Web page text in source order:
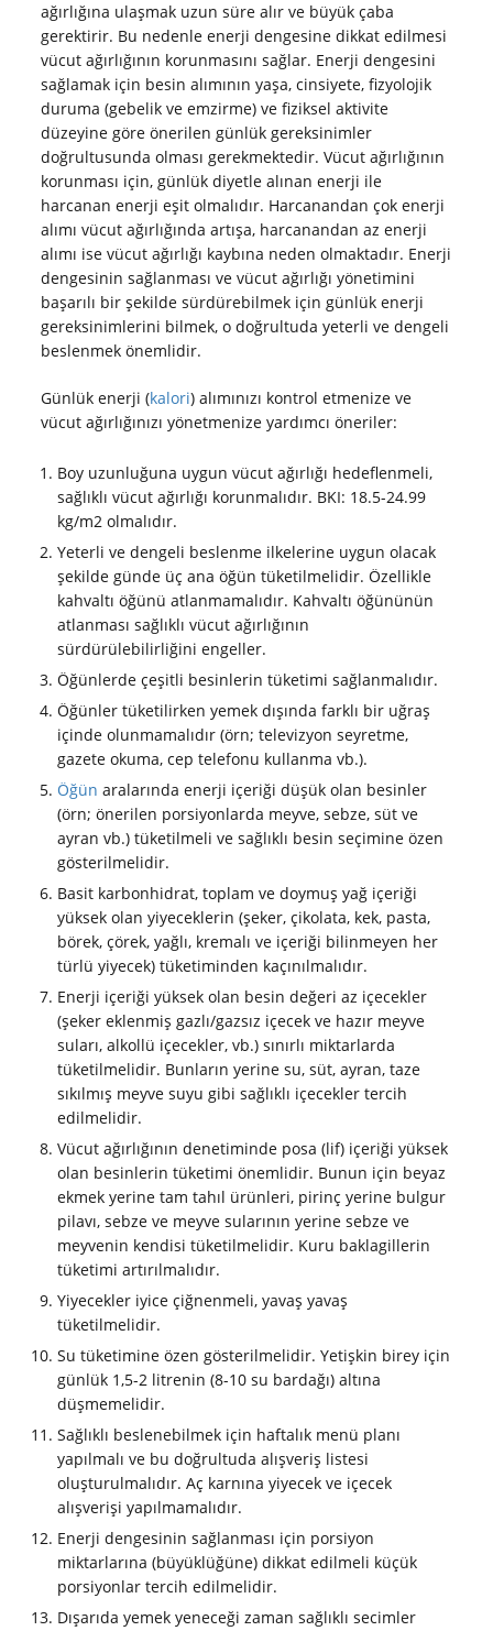
ağırlığına ulaşmak uzun süre alır ve büyük çaba
gerektirir. Bu nedenle enerji dengesine dikkat edilmesi
vücut ağırlığının korunmasını sağlar. Enerji dengesini
sağlamak için besin alımının yaşa, cinsiyete, fizyolojik
duruma (gebelik ve emzirme) ve fiziksel aktivite
düzeyine göre önerilen günlük gereksinimler
doğrultusunda olması gerekmektedir. Vücut ağırlığının
korunması için, günlük diyetle alınan enerji ile
harcanan enerji eşit olmalıdır. Harcanandan çok enerji
alımı vücut ağırlığında artışa, harcanandan az enerji
alımı ise vücut ağırlığı kaybına neden olmaktadır. Enerji
dengesinin sağlanması ve vücut ağırlığı yönetimini
başarılı bir şekilde sürdürebilmek için günlük enerji
gereksinimlerini bilmek, o doğrultuda yeterli ve dengeli
beslenmek önemlidir.
Günlük enerji (kalori) alımınızı kontrol etmenize ve
vücut ağırlığınızı yönetmenize yardımcı öneriler:
Boy uzunluğuna uygun vücut ağırlığı hedeflenmeli,
sağlıklı vücut ağırlığı korunmalıdır. BKI: 18.5-24.99
kg/m2 olmalıdır.
Yeterli ve dengeli beslenme ilkelerine uygun olacak
şekilde günde üç ana öğün tüketilmelidir. Özellikle
kahvaltı öğünü atlanmamalıdır. Kahvaltı öğününün
atlanması sağlıklı vücut ağırlığının
sürdürülebilirliğini engeller.
Öğünlerde çeşitli besinlerin tüketimi sağlanmalıdır.
Öğünler tüketilirken yemek dışında farklı bir uğraş
içinde olunmamalıdır (örn; televizyon seyretme,
gazete okuma, cep telefonu kullanma vb.).
Öğünaralarında enerji içeriği düşük olan besinler
(örn; önerilen porsiyonlarda meyve, sebze, süt ve
ayran vb.) tüketilmeli ve sağlıklı besin seçimine özen
gösterilmelidir.
Basit karbonhidrat, toplam ve doymuş yağ içeriği
yüksek olan yiyeceklerin (şeker, çikolata, kek, pasta,
börek, çörek, yağlı, kremalı ve içeriği bilinmeyen her
türlü yiyecek) tüketiminden kaçınılmalıdır.
Enerji içeriği yüksek olan besin değeri az içecekler
(şeker eklenmiş gazlı/gazsız içecek ve hazır meyve
suları, alkollü içecekler, vb.) sınırlı miktarlarda
tüketilmelidir. Bunların yerine su, süt, ayran, taze
sıkılmış meyve suyu gibi sağlıklı içecekler tercih
edilmelidir.
Vücut ağırlığının denetiminde posa (lif) içeriği yüksek
olan besinlerin tüketimi önemlidir. Bunun için beyaz
ekmek yerine tam tahıl ürünleri, pirinç yerine bulgur
pilavı, sebze ve meyve sularının yerine sebze ve
meyvenin kendisi tüketilmelidir. Kuru baklagillerin
tüketimi artırılmalıdır.
Yiyecekler iyice çiğnenmeli, yavaş yavaş
tüketilmelidir.
Su tüketimine özen gösterilmelidir. Yetişkin birey için
günlük 1,5-2 litrenin (8-10 su bardağı) altına
düşmemelidir.
Sağlıklı beslenebilmek için haftalık menü planı
yapılmalı ve bu doğrultuda alışveriş listesi
oluşturulmalıdır. Aç karnına yiyecek ve içecek
alışverişi yapılmamalıdır.
Enerji dengesinin sağlanması için porsiyon
miktarlarına (büyüklüğüne) dikkat edilmeli küçük
porsiyonlar tercih edilmelidir.
Dışarıda yemek yeneceği zaman sağlıklı secimler